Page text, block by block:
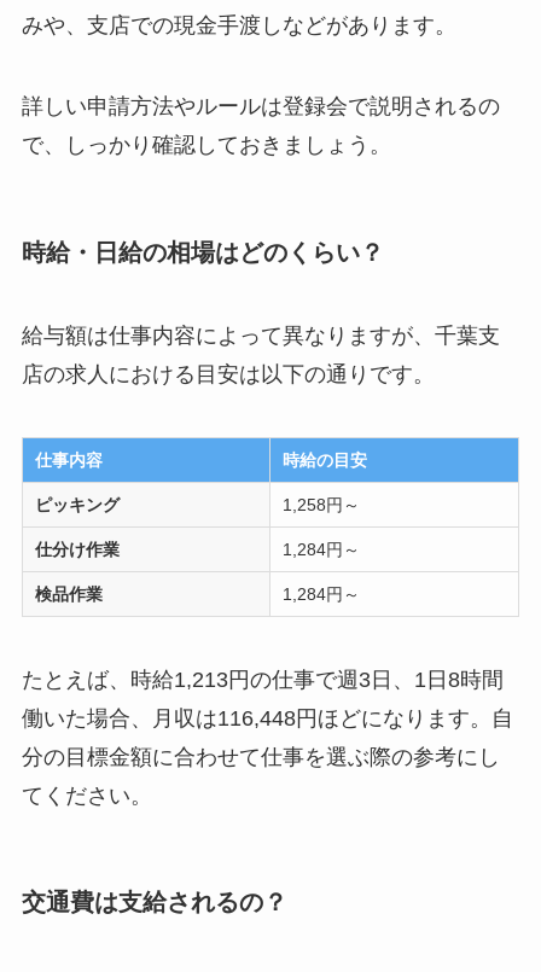
みや、支店での現金手渡しなどがあります。
詳しい申請方法やルールは登録会で説明されるの
で、しっかり確認しておきましょう。
時給・日給の相場はどのくらい？
給与額は仕事内容によって異なりますが、千葉支
店の求人における目安は以下の通りです。
仕事内容 時給の目安
ピッキング 1,258円～
仕分け作業 1,284円～
検品作業 1,284円～
たとえば、時給1,213円の仕事で週3日、1日8時間
働いた場合、月収は116,448円ほどになります。自
分の目標金額に合わせて仕事を選ぶ際の参考にし
てください。
交通費は支給されるの？